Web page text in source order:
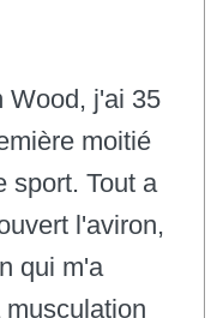
Wood, j'ai 35
moitié
sport. Tout a
l'aviron,
qui m'a